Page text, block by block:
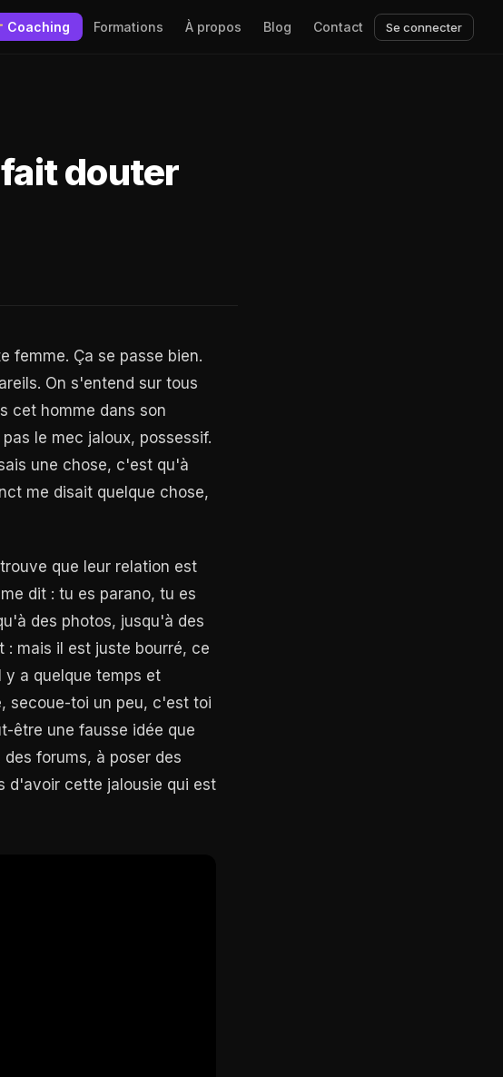
Coaching Formations À propos Blog Contact Se connecter
douter
femme. Ça se passe bien.
On s'entend sur tous
cet homme dans son
le mec jaloux, possessif.
une chose, c'est qu'à
me disait quelque chose,
que leur relation est
dit : tu es parano, tu es
des photos, jusqu'à des
: mais il est juste bourré, ce
y a quelque temps et
secoue-toi un peu, c'est toi
être une fausse idée que
forums, à poser des
d'avoir cette jalousie qui est